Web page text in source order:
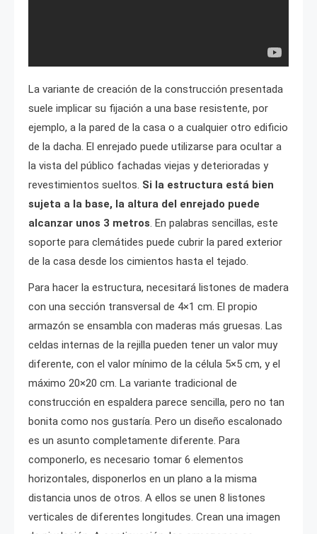
La variante de creación de la construcción presentada
suele implicar su fijación a una base resistente, por
ejemplo, a la pared de la casa o a cualquier otro edificio
de la dacha. El enrejado puede utilizarse para ocultar a
la vista del público fachadas viejas y deterioradas y
revestimientos sueltos. Si la estructura está bien
sujeta a la base, la altura del enrejado puede
alcanzar unos 3 metros. En palabras sencillas, este
soporte para clemátides puede cubrir la pared exterior
de la casa desde los cimientos hasta el tejado.
Para hacer la estructura, necesitará listones de madera
con una sección transversal de 4×1 cm. El propio
armazón se ensambla con maderas más gruesas. Las
celdas internas de la rejilla pueden tener un valor muy
diferente, con el valor mínimo de la célula 5×5 cm, y el
máximo 20×20 cm. La variante tradicional de
construcción en espaldera parece sencilla, pero no tan
bonita como nos gustaría. Pero un diseño escalonado
es un asunto completamente diferente. Para
componerlo, es necesario tomar 6 elementos
horizontales, disponerlos en un plano a la misma
distancia unos de otros. A ellos se unen 8 listones
verticales de diferentes longitudes. Crean una imagen